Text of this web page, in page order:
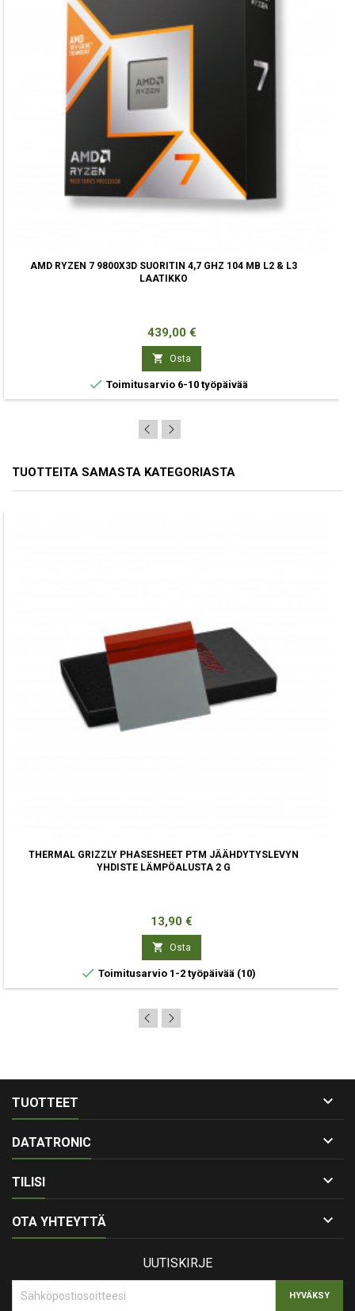
AMD RYZEN 7 9800X3D SUORITIN 4,7 GHZ 104 MB L2 & L3
LAATIKKO
Hinta
439,00 €
 Osta
 Toimitusarvio 6-10 työpäivää
TUOTTEITA SAMASTA KATEGORIASTA
THERMAL GRIZZLY PHASESHEET PTM JÄÄHDYTYSLEVYN
YHDISTE LÄMPÖALUSTA 2 G
Hinta
13,90 €
 Osta
 Toimitusarvio 1-2 työpäivää (10)
TUOTTEET 
DATATRONIC 
TILISI 
OTA YHTEYTTÄ 
UUTISKIRJE